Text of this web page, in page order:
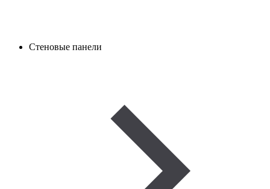
Стеновые панели